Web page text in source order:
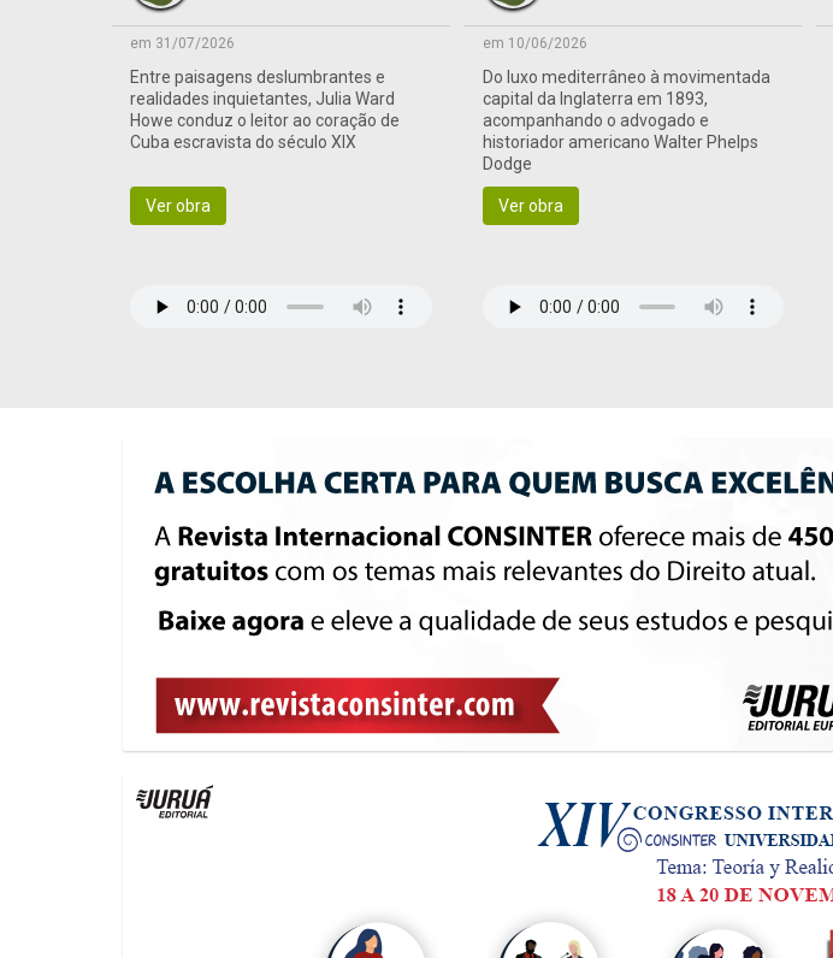
em 31/07/2026
Entre paisagens deslumbrantes e
realidades inquietantes, Julia Ward
Howe conduz o leitor ao coração de
Cuba escravista do século XIX
Ver obra
em 10/06/2026
Do luxo mediterrâneo à movimentada
capital da Inglaterra em 1893,
acompanhando o advogado e
historiador americano Walter Phelps
Dodge
Ver obra